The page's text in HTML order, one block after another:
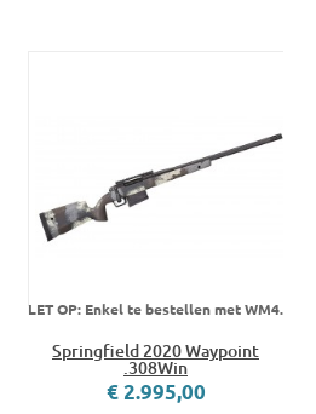
Springfield 2020 Waypoint
.308Win
€ 2.995,00
LET OP: Enkel te bestellen met WM4.